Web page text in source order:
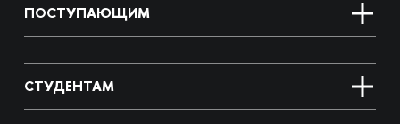
ПОСТУПАЮЩИМ
СТУДЕНТАМ